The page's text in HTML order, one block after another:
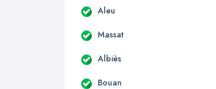
Aleu
Massat
Albiès
Bouan